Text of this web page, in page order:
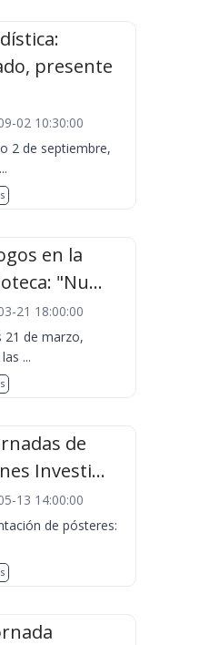
presente
02 10:30:00
2 de septiembre,
en la
"Nu...
21 18:00:00
21 de marzo,
...
de
Investi...
13 14:00:00
de pósteres: